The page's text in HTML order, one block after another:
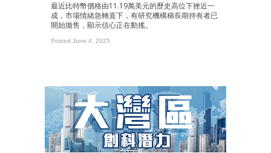
最近比特幣價格由11.19萬美元的歷史高位下挫近一
成，市場情緒急轉直下，有研究機構稱長期持有者已
開始拋售，顯示信心正在動搖。
Posted June 4, 2025